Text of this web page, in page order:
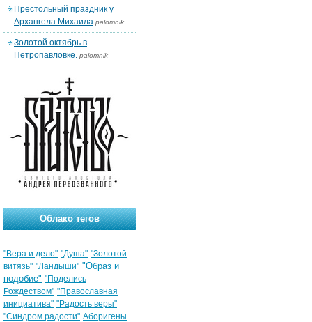
Престольный праздник у
Архангела Михаила palomnik
Золотой октябрь в
Петропавловке. palomnik
Облако тегов
"Вера и дело" "Душа" "Золотой
витязь" "Ландыши" "Образ и
подобие" "Поделись
Рождеством" "Православная
инициатива" "Радость веры"
"Синдром радости" Аборигены